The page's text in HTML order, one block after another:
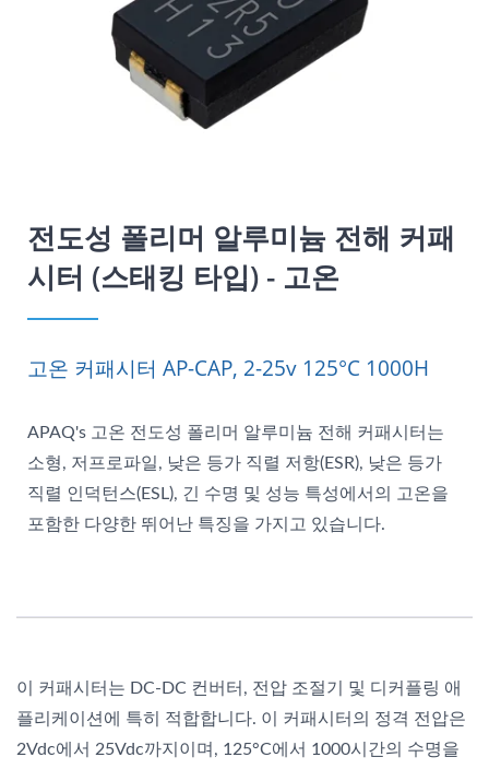
전도성 폴리머 알루미늄 전해 커패
시터 (스태킹 타입) - 고온
고온 커패시터 AP-CAP, 2-25v 125°C 1000H
APAQ's 고온 전도성 폴리머 알루미늄 전해 커패시터는
소형, 저프로파일, 낮은 등가 직렬 저항(ESR), 낮은 등가
직렬 인덕턴스(ESL), 긴 수명 및 성능 특성에서의 고온을
포함한 다양한 뛰어난 특징을 가지고 있습니다.
이 커패시터는 DC-DC 컨버터, 전압 조절기 및 디커플링 애
플리케이션에 특히 적합합니다. 이 커패시터의 정격 전압은
2Vdc에서 25Vdc까지이며, 125°C에서 1000시간의 수명을